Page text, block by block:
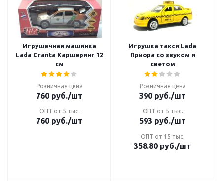
Игрушечная машинка
Lada Granta Каршеринг 12
см
Розничная цена
760 руб./шт
ОПТ от 5 тыс.
760 руб./шт
Игрушка такси Lada
Приора со звуком и
светом
Розничная цена
390 руб./шт
ОПТ от 5 тыс.
593 руб./шт
ОПТ от 15 тыс.
358.80 руб./шт